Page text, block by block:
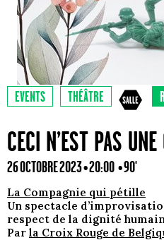
EVENTS THÉÂTRE
CECI N’EST PAS
26 OCTOBRE 2023 • 20:00 • 90'
La Compagnie qui pétille
Un spectacle
respect de la dignité
Par la Croix Rouge de